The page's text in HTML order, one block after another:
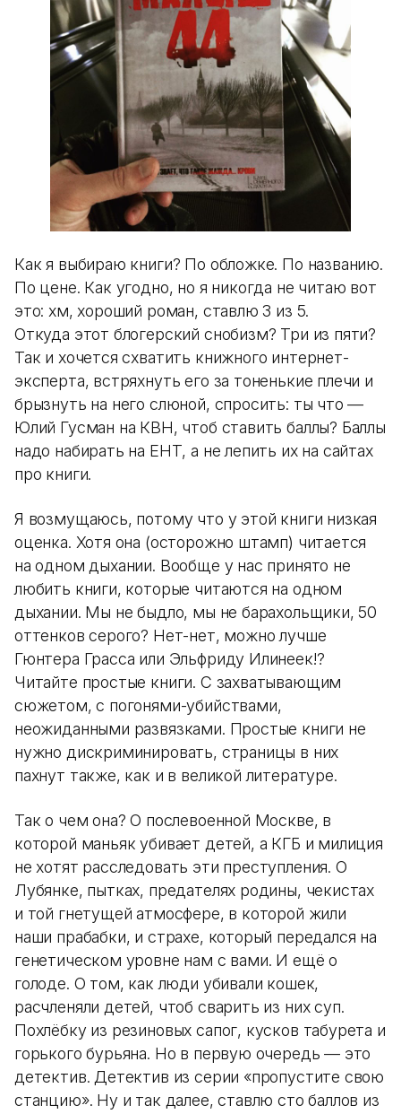
Как я выбираю книги? По обложке. По названию.
По цене. Как угодно, но я никогда не читаю вот
это: хм, хороший роман, ставлю 3 из 5.
Откуда этот блогерский снобизм? Три из пяти?
Так и хочется схватить книжного интернет-
эксперта, встряхнуть его за тоненькие плечи и
брызнуть на него слюной, спросить: ты что —
Юлий Гусман на КВН, чтоб ставить баллы? Баллы
надо набирать на ЕНТ, а не лепить их на сайтах
про книги.
Я возмущаюсь, потому что у этой книги низкая
оценка. Хотя она (осторожно штамп) читается
на одном дыхании. Вообще у нас принято не
любить книги, которые читаются на одном
дыхании. Мы не быдло, мы не барахольщики, 50
оттенков серого? Нет-нет, можно лучше
Гюнтера Грасса или Эльфриду Илинеек!?
Читайте простые книги. С захватывающим
сюжетом, с погонями-убийствами,
неожиданными развязками. Простые книги не
нужно дискриминировать, страницы в них
пахнут также, как и в великой литературе.
Так о чем она? О послевоенной Москве, в
которой маньяк убивает детей, а КГБ и милиция
не хотят расследовать эти преступления. О
Лубянке, пытках, предателях родины, чекистах
и той гнетущей атмосфере, в которой жили
наши прабабки, и страхе, который передался на
генетическом уровне нам с вами. И ещё о
голоде. О том, как люди убивали кошек,
расчленяли детей, чтоб сварить из них суп.
Похлёбку из резиновых сапог, кусков табурета и
горького бурьяна. Но в первую очередь — это
детектив. Детектив из серии «пропустите свою
станцию». Ну и так далее, ставлю сто баллов из